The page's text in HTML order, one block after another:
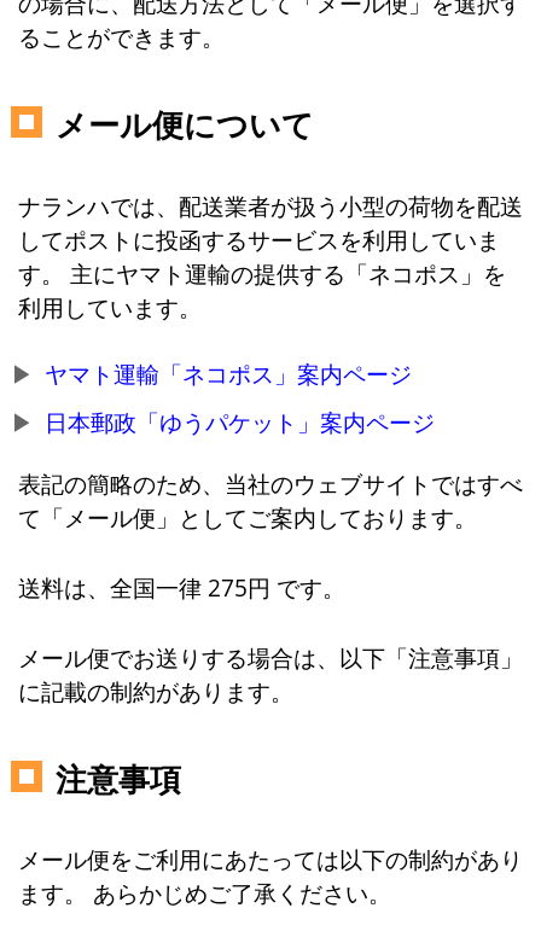
ることができます。
メール便について
ナランハでは、配送業者が扱う小型の荷物を配送
してポストに投函するサービスを利用していま
す。 主にヤマト運輸の提供する「ネコポス」を
利用しています。
ヤマト運輸「ネコポス」案内ページ
日本郵政「ゆうパケット」案内ページ
表記の簡略のため、当社のウェブサイトではすべ
て「メール便」としてご案内しております。
送料は、全国一律 275円 です。
メール便でお送りする場合は、以下「注意事項」
に記載の制約があります。
注意事項
メール便をご利用にあたっては以下の制約があり
ます。 あらかじめご了承ください。